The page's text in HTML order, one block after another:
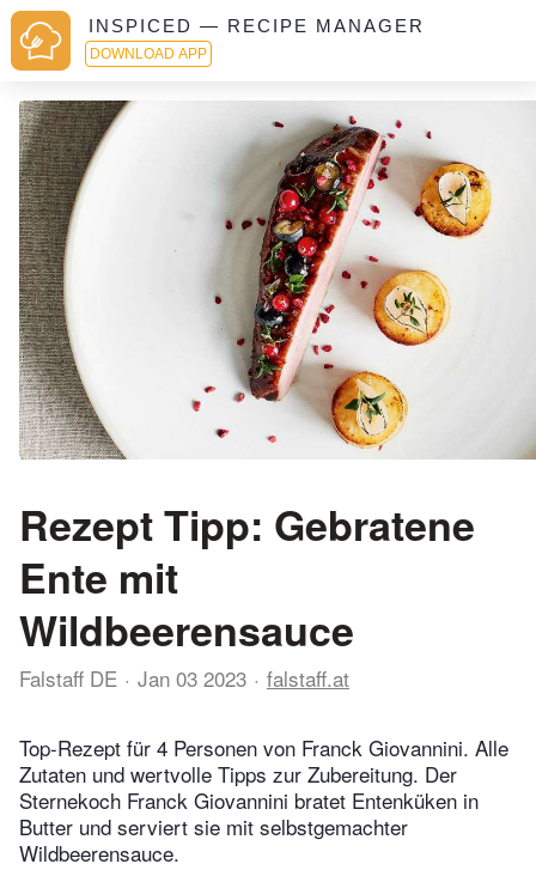
INSPICED — RECIPE MANAGER
DOWNLOAD APP
Rezept Tipp: Gebratene
Ente mit
Wildbeerensauce
Falstaff DE Jan 03 2023 falstaff.at
Top-Rezept für 4 Personen von Franck Giovannini. Alle
Zutaten und wertvolle Tipps zur Zubereitung. Der
Sternekoch Franck Giovannini bratet Entenküken in
Butter und serviert sie mit selbstgemachter
Wildbeerensauce.